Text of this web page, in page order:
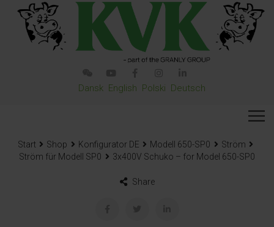
Dansk English Polski Deutsch
Start Shop Konfigurator DE Modell 650-SP0
Ström
Ström für Modell SP0
3x400V Schuko – for Model 650-SP0
Share